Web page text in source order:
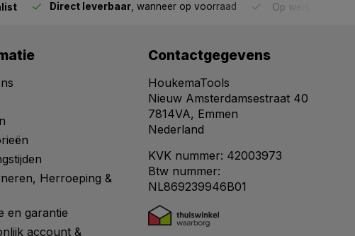
Direct leverbaar , wanneer op voorraad Op werkdagen
Herroeping &
en garantie
account &
Contactgegevens
HoukemaTools
Nieuw Amsterdamsestraat 40
7814VA, Emmen
Nederland
KVK nummer: 42003973
Btw nummer:
NL869239946B01